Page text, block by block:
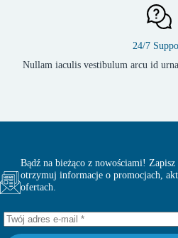
24/7
Nullam iaculis vestibulum arcu id
Bądź na bieżąco z nowościami! Zapisz
otrzymuj informacje o promocjach,
ofertach.